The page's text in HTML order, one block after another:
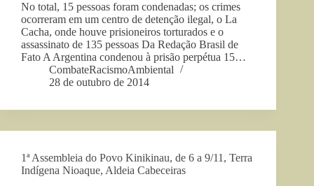
No total, 15 pessoas foram condenadas; os crimes
ocorreram em um centro de detenção ilegal, o La
Cacha, onde houve prisioneiros torturados e o
assassinato de 135 pessoas Da Redação Brasil de
Fato A Argentina condenou à prisão perpétua 15…
CombateRacismoAmbiental
28 de outubro de 2014
1ª Assembleia do Povo Kinikinau, de 6 a 9/11, Terra
Indígena Nioaque, Aldeia Cabeceiras